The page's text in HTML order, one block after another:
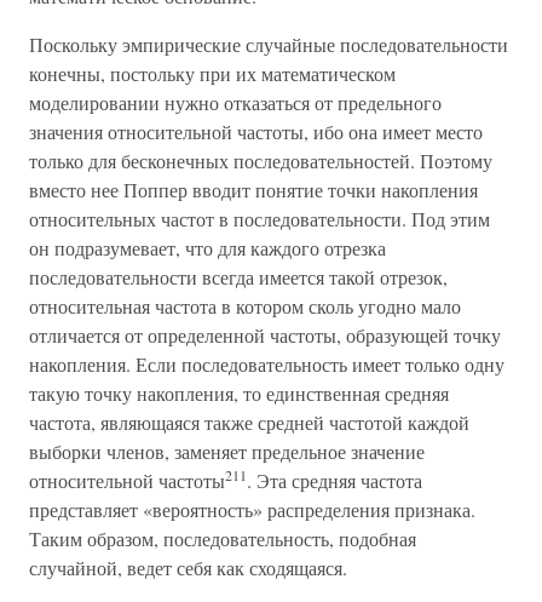
Поскольку эмпирические случайные последовательности
конечны, постольку при их математическом
моделировании нужно отказаться от предельного
значения относительной частоты, ибо она имеет место
только для бесконечных последовательностей. Поэтому
вместо нее Поппер вводит понятие точки накопления
относительных частот в последовательности. Под этим
он подразумевает, что для каждого отрезка
последовательности всегда имеется такой отрезок,
относительная частота в котором сколь угодно мало
отличается от определенной частоты, образующей точку
накопления. Если последовательность имеет только одну
такую точку накопления, то единственная средняя
частота, являющаяся также средней частотой каждой
выборки членов, заменяет предельное значение
относительной частоты211. Эта средняя частота
представляет «вероятность» распределения признака.
Таким образом, последовательность, подобная
случайной, ведет себя как сходящаяся.